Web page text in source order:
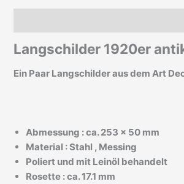
Langschilder 1920er
Ein Paar Langschilder aus dem Art
Abmessung : ca. 253 x 50 mm
Material : Stahl , Messing
Poliert und mit Leinöl behandelt
Rosette : ca. 17.1 mm